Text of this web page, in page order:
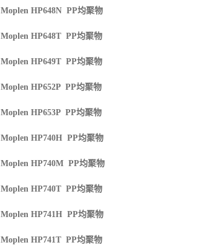
Moplen HP648N PP均聚物
Moplen HP648T PP均聚物
Moplen HP649T PP均聚物
Moplen HP652P PP均聚物
Moplen HP653P PP均聚物
Moplen HP740H PP均聚物
Moplen HP740M PP均聚物
Moplen HP740T PP均聚物
Moplen HP741H PP均聚物
Moplen HP741T PP均聚物